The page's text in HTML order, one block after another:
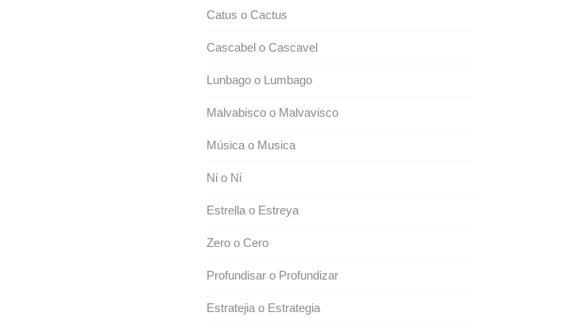
Catus o Cactus
Cascabel o Cascavel
Lunbago o Lumbago
Malvabisco o Malvavisco
Música o Musica
Ni o Ni
Estrella o Estreya
Zero o Cero
Profundisar o Profundizar
Estratejia o Estrategia